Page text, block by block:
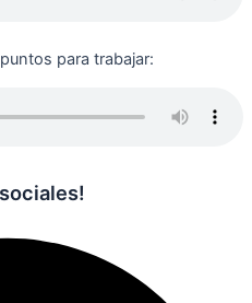
para trabajar: